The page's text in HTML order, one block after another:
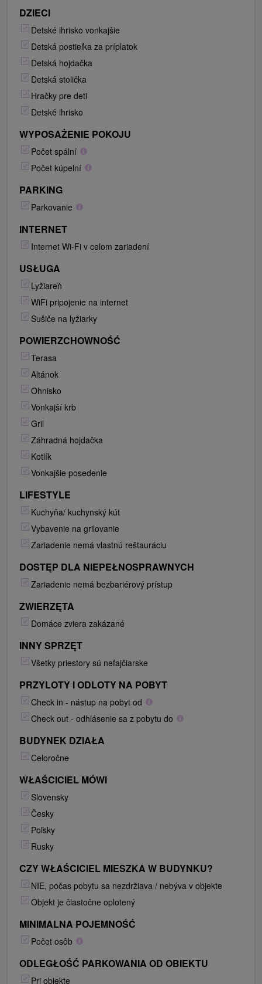
DZIECI
Detské ihrisko vonkajšie
Detská postieľka za príplatok
Detská hojdačka
Detská stolička
Hračky pre deti
Detské ihrisko
WYPOSAŻENIE POKOJU
Počet spální
Počet kúpelní
PARKING
Parkovanie
INTERNET
Internet Wi-Fi v celom zariadení
USŁUGA
Lyžiareň
WiFi pripojenie na internet
Sušiče na lyžiarky
POWIERZCHOWNOŚĆ
Terasa
Altánok
Ohnisko
Vonkajší krb
Gril
Záhradná hojdačka
Kotlík
Vonkajšie posedenie
LIFESTYLE
Kuchyňa/ kuchynský kút
Vybavenie na grilovanie
Zariadenie nemá vlastnú reštauráciu
DOSTĘP DLA NIEPEŁNOSPRAWNYCH
Zariadenie nemá bezbariérový prístup
ZWIERZĘTA
Domáce zviera zakázané
INNY SPRZĘT
Všetky priestory sú nefajčiarske
PRZYLOTY I ODLOTY NA POBYT
Check in - nástup na pobyt od
Check out - odhlásenie sa z pobytu do
BUDYNEK DZIAŁA
Celoročne
WŁAŚCICIEL MÓWI
Slovensky
Česky
Poľsky
Rusky
CZY WŁAŚCICIEL MIESZKA W BUDYNKU?
NIE, počas pobytu sa nezdržiava / nebýva v objekte
Objekt je čiastočne oplotený
MINIMALNA POJEMNOŚĆ
Počet osôb
ODLEGŁOŚĆ PARKOWANIA OD OBIEKTU
Pri objekte